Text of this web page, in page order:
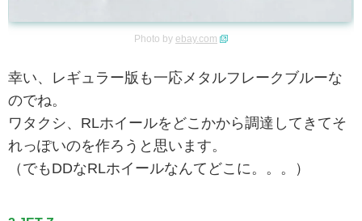
Photo by ebay.com
幸い、レギュラー版も一応メタルフレークブルーな
のでね。
ワタクシ、RLホイールをどこかから調達してきてそ
れっぽいのを作ろうと思います。
（でもDDなRLホイールなんてどこに。。。）